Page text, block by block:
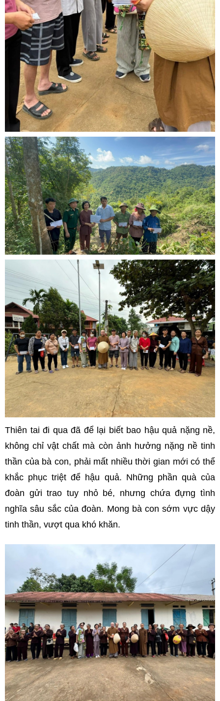
Thiên tai đi qua đã để lại biết bao hậu quả nặng nề,
không chỉ vật chất mà còn ảnh hưởng nặng nề tinh
thần của bà con, phải mất nhiều thời gian mới có thể
khắc phục triệt để hậu quả. Những phần quà của
đoàn gửi trao tuy nhỏ bé, nhưng chứa đựng tình
nghĩa sâu sắc của đoàn. Mong bà con sớm vực dậy
tinh thần, vượt qua khó khăn.